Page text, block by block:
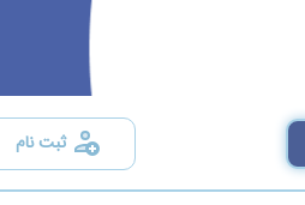
ثبت نام